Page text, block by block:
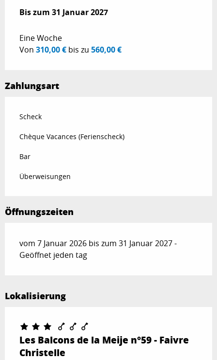
ab3 Januar 2026bis zum
Bis zum 31 Januar 2027
Eine Woche
Von 310,00 € bis zu 560,00 €
Zahlungsart
Scheck
Chèque Vacances (Ferienscheck)
Bar
Überweisungen
Öffnungszeiten
vom 7 Januar 2026 bis zum 31 Januar 2027 -
Geöffnet jeden tag
Lokalisierung
Les Balcons de la Meije n°59 - Faivre
Christelle